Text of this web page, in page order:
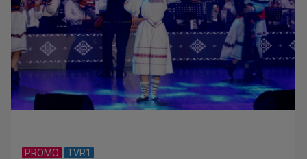
PROMO TVR1